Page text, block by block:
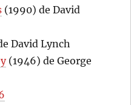
(1990) de David
David Lynch
(1946) de George